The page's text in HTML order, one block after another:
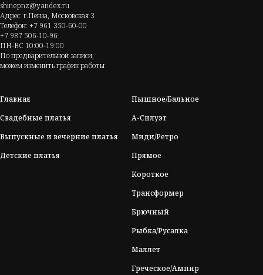
shinepnz@yandex.ru
Адрес: г.Пенза, Московская 3
Телефон: +7 961 350-60-00
+7 987 506-10-96
ПН-ВС 10:00-19:00
По предварительной записи,
можем изменить график работы
Главная
Свадебные платья
Выпускные и вечерние платья
Детские платья
Пышное/Бальное
А-Силуэт
Миди/Ретро
Прямое
Короткое
Трансформер
Брючный
Рыбка/Русалка
Маллет
Греческое/Ампир